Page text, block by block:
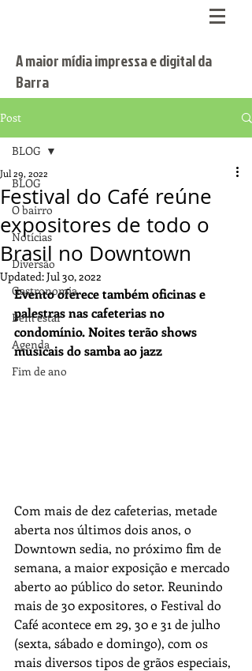
A maior mídia impressa e digital da
Barra
Post
BLOG
O bairro
Notícias
Diversão
Gastronomia
Bem estar
Agenda
Fim de ano
BLOG
Festival do Café reúne
expositores de todo o
Brasil no Downtown
Jul 29, 2022
Updated:Jul 30, 2022
Evento oferece também oficinas e
palestras nas cafeterias no
condomínio. Noites terão shows
musicais do samba ao jazz
Com mais de dez cafeterias, metade
aberta nos últimos dois anos, o
Downtown sedia, no próximo fim de
semana, a maior exposição e mercado
aberto ao público do setor. Reunindo
mais de 30 expositores, o Festival do
Café acontece em 29, 30 e 31 de julho
(sexta, sábado e domingo), com os
mais diversos tipos de grãos especiais,